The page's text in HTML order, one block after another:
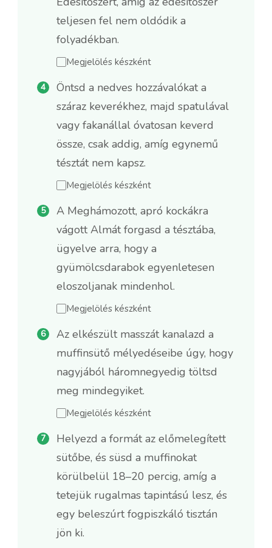
teljesen fel nem oldódik a
folyadékban.
Megjelölés készként
Öntsd a nedves hozzávalókat a
száraz keverékhez, majd spatulával
vagy fakanállal óvatosan keverd
össze, csak addig, amíg egynemű
tésztát nem kapsz.
Megjelölés készként
A Meghámozott, apró kockákra
vágott Almát forgasd a tésztába,
ügyelve arra, hogy a
gyümölcsdarabok egyenletesen
eloszoljanak mindenhol.
Megjelölés készként
Az elkészült masszát kanalazd a
muffinsütő mélyedéseibe úgy, hogy
nagyjából háromnegyedig töltsd
meg mindegyiket.
Megjelölés készként
Helyezd a formát az előmelegített
sütőbe, és süsd a muffinokat
körülbelül 18–20 percig, amíg a
tetejük rugalmas tapintású lesz, és
egy beleszúrt fogpiszkáló tisztán
jön ki.